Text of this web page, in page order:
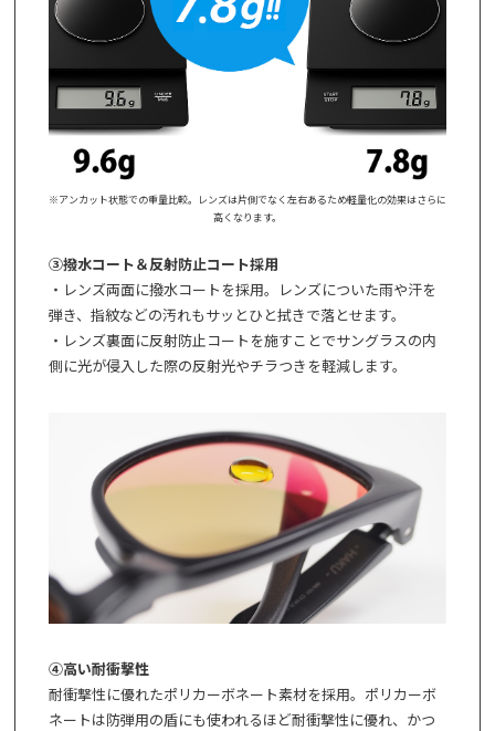
※アンカット状態での重量比較。レンズは片側でなく左右あるため軽量化の効果はさらに
高くなります。
③撥水コート＆反射防止コート採用
・レンズ両面に撥水コートを採用。レンズについた雨や汗を
弾き、指紋などの汚れもサッとひと拭きで落とせます。
・レンズ裏面に反射防止コートを施すことでサングラスの内
側に光が侵入した際の反射光やチラつきを軽減します。
④高い耐衝撃性
耐衝撃性に優れたポリカーボネート素材を採用。ポリカーボ
ネートは防弾用の盾にも使われるほど耐衝撃性に優れ、かつ